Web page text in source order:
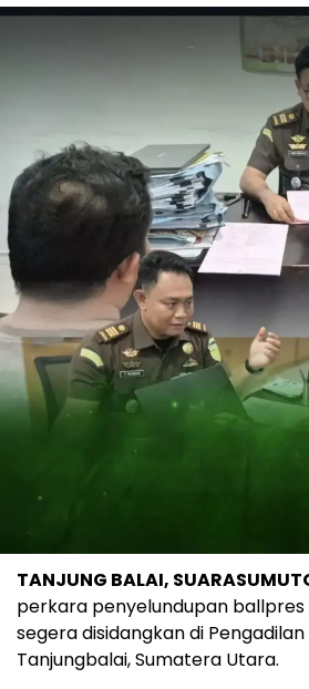
TANJUNG BALAI,
perkara penyelundupan
segera disidangkan di
Tanjungbalai, Sumatera Utara.